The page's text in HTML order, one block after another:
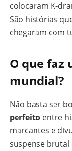
colocaram K-
São histórias
chegaram com
O que faz
mundial?
Não basta ser
perfeito entre
marcantes e
suspense brutal